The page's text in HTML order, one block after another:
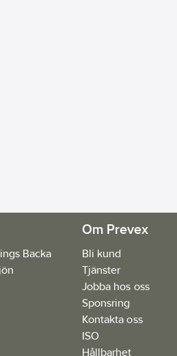
Backa
Om Prevex
Bli kund
Tjänster
Jobba hos oss
Sponsring
Kontakta oss
ISO
Hållbarhet